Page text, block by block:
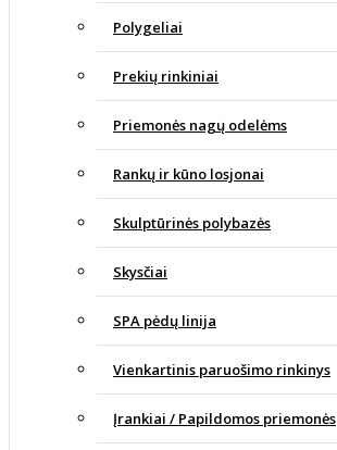
Polygeliai
Prekių rinkiniai
Priemonės nagų odelėms
Rankų ir kūno losjonai
Skulptūrinės polybazės
Skysčiai
SPA pėdų linija
Vienkartinis paruošimo rinkinys
Įrankiai / Papildomos priemonės